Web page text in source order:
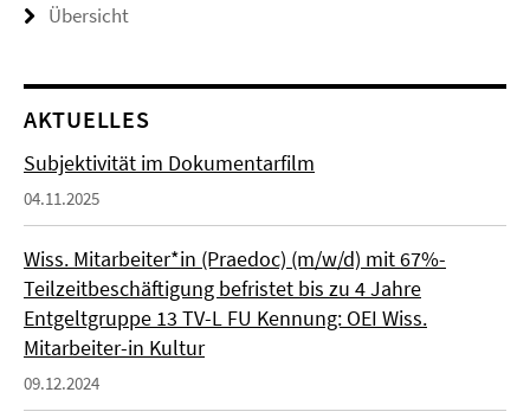
Übersicht
AKTUELLES
Subjektivität im Dokumentarfilm
04.11.2025
Wiss. Mitarbeiter*in (Praedoc) (m/w/d) mit 67%-
Teilzeitbeschäftigung befristet bis zu 4 Jahre
Entgeltgruppe 13 TV-L FU Kennung: OEI Wiss.
Mitarbeiter-in Kultur
09.12.2024